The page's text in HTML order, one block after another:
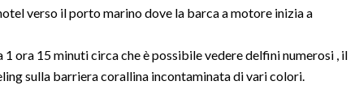
verso il porto marino dove la barca a motore inizia a
ora 15 minuti circa che è possibile vedere delfini numerosi , il
sulla barriera corallina incontaminata di vari colori.